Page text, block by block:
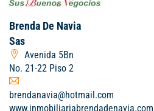
Brenda De Navia
Sas
Avenida 5Bn
No. 21-22 Piso 2
brendanavia@hotmail.com
www.inmobiliariabrendadenavia.com